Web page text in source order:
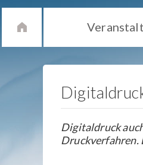
Digitaldruck
Druckverfahren.